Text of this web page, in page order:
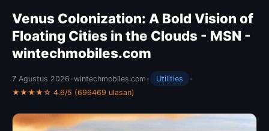
Venus Colonization: A Bold Vision of
Floating Cities in the Clouds - MSN -
wintechmobiles.com
7 Agustus 2026 •wintechmobiles.com • Utilities
•
★★★★☆ 4.6/5 (696469 ulasan)